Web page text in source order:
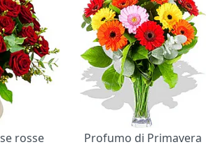
rosse
Profumo di Primavera